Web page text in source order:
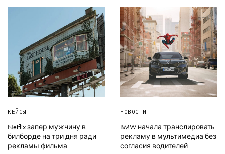
КЕЙСЫ
Netflix запер мужчину в
билборде на три дня ради
рекламы фильма
НОВОСТИ
BMW начала транслировать
рекламу в мультимедиа без
согласия водителей